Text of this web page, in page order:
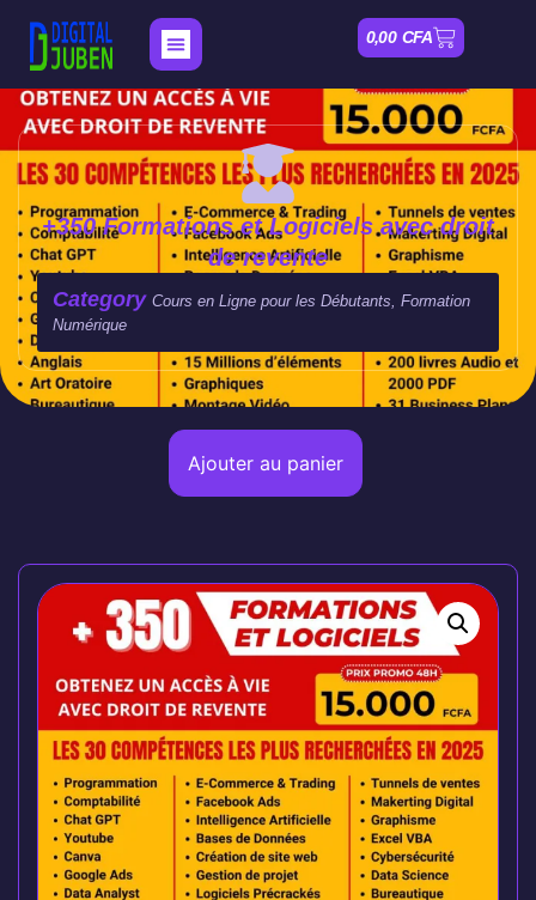
0,00 CFA
+350 Formations et Logiciels avec droit
de revente
Category Cours en Ligne pour les Débutants, Formation
Numérique
Ajouter au panier